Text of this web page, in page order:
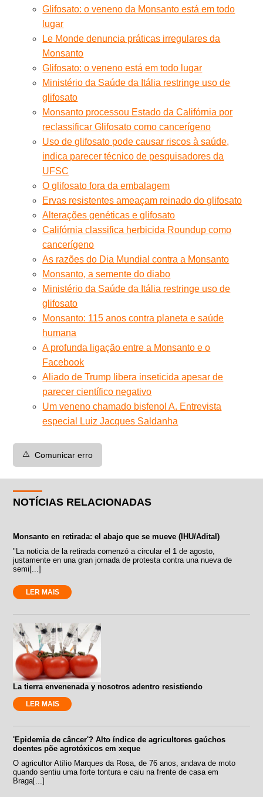
Glifosato: o veneno da Monsanto está em todo
lugar
Le Monde denuncia práticas irregulares da
Monsanto
Glifosato: o veneno está em todo lugar
Ministério da Saúde da Itália restringe uso de
glifosato
Monsanto processou Estado da Califórnia por
reclassificar Glifosato como cancerígeno
Uso de glifosato pode causar riscos à saúde,
indica parecer técnico de pesquisadores da
UFSC
O glifosato fora da embalagem
Ervas resistentes ameaçam reinado do glifosato
Alterações genéticas e glifosato
Califórnia classifica herbicida Roundup como
cancerígeno
As razões do Dia Mundial contra a Monsanto
Monsanto, a semente do diabo
Ministério da Saúde da Itália restringe uso de
glifosato
Monsanto: 115 anos contra planeta e saúde
humana
A profunda ligação entre a Monsanto e o
Facebook
Aliado de Trump libera inseticida apesar de
parecer científico negativo
Um veneno chamado bisfenol A. Entrevista
especial Luiz Jacques Saldanha
⚠️ Comunicar erro
NOTÍCIAS RELACIONADAS
Monsanto en retirada: el abajo que se mueve (IHU/Adital)
"La noticia de la retirada comenzó a circular el 1 de agosto,
justamente en una gran jornada de protesta contra una nueva de
semi[...]
LER MAIS
La tierra envenenada y nosotros adentro resistiendo
LER MAIS
'Epidemia de câncer'? Alto índice de agricultores gaúchos
doentes põe agrotóxicos em xeque
O agricultor Atílio Marques da Rosa, de 76 anos, andava de moto
quando sentiu uma forte tontura e caiu na frente de casa em
Braga[...]